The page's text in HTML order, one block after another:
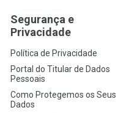
Segurança e
Privacidade
Política de Privacidade
Portal do Titular de Dados
Pessoais
Como Protegemos os Seus
Dados